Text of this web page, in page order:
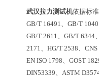
武汉拉力测试机依据标
GB/T 16491、GB/T
GB/T 2611、GB/T 6344
2171、HG/T 2538、
EN ISO 1798、GOST
DIN53339、ASTM